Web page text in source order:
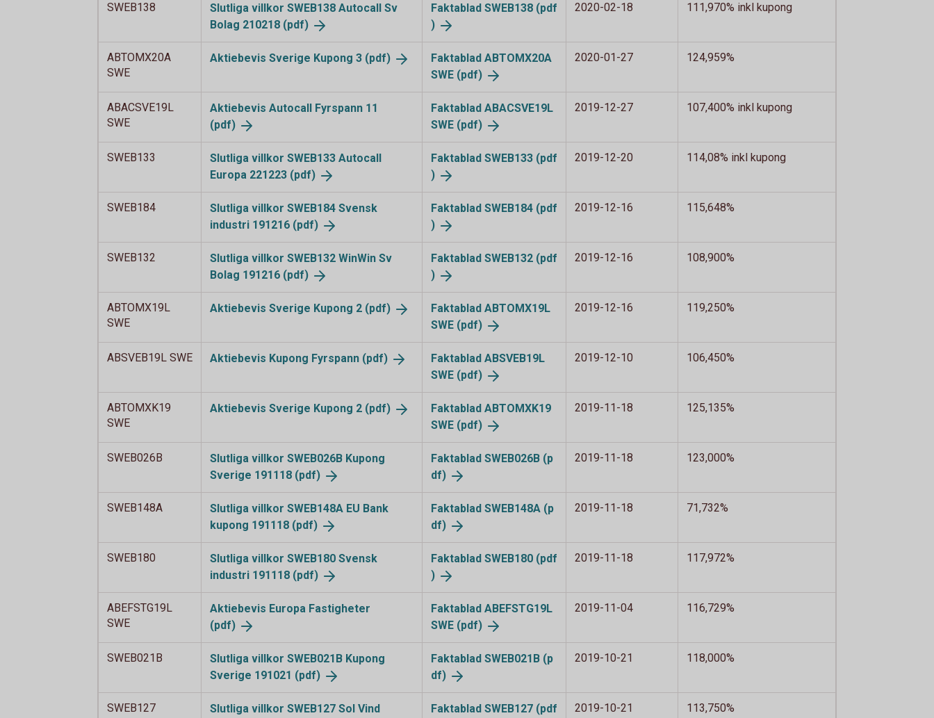
SWEB138
Slutliga villkor SWEB138 Autocall Sv
Bolag 210218 (pdf)
Faktablad SWEB138 (pdf
)
2020-02-18 111,970% inkl kupong
ABTOMX20A
SWE
Aktiebevis Sverige Kupong 3 (pdf)
Faktablad ABTOMX20A
SWE (pdf)
2020-01-27 124,959%
ABACSVE19L
SWE
Aktiebevis Autocall Fyrspann 11
(pdf)
Faktablad ABACSVE19L
SWE (pdf)
2019-12-27 107,400% inkl kupong
SWEB133
Slutliga villkor SWEB133 Autocall
Europa 221223 (pdf)
Faktablad SWEB133 (pdf
)
2019-12-20 114,08% inkl kupong
SWEB184
Slutliga villkor SWEB184 Svensk
industri 191216 (pdf)
Faktablad SWEB184 (pdf
)
2019-12-16 115,648%
SWEB132
Slutliga villkor SWEB132 WinWin Sv
Bolag 191216 (pdf)
Faktablad SWEB132 (pdf
)
2019-12-16 108,900%
ABTOMX19L
SWE
Aktiebevis Sverige Kupong 2 (pdf)
Faktablad ABTOMX19L
SWE (pdf)
2019-12-16 119,250%
ABSVEB19L SWE Aktiebevis Kupong Fyrspann (pdf)
Faktablad ABSVEB19L
SWE (pdf)
2019-12-10 106,450%
ABTOMXK19
SWE
Aktiebevis Sverige Kupong 2 (pdf)
Faktablad ABTOMXK19
SWE (pdf)
2019-11-18 125,135%
SWEB026B
Slutliga villkor SWEB026B Kupong
Sverige 191118 (pdf)
Faktablad SWEB026B (p
df)
2019-11-18 123,000%
SWEB148A
Slutliga villkor SWEB148A EU Bank
kupong 191118 (pdf)
Faktablad SWEB148A (p
df)
2019-11-18 71,732%
SWEB180
Slutliga villkor SWEB180 Svensk
industri 191118 (pdf)
Faktablad SWEB180 (pdf
)
2019-11-18 117,972%
ABEFSTG19L
SWE
Aktiebevis Europa Fastigheter
(pdf)
Faktablad ABEFSTG19L
SWE (pdf)
2019-11-04 116,729%
SWEB021B
Slutliga villkor SWEB021B Kupong
Sverige 191021 (pdf)
Faktablad SWEB021B (p
df)
2019-10-21 118,000%
SWEB127 Slutliga villkor SWEB127 Sol Vind Faktablad SWEB127 (pdf 2019-10-21 113,750%